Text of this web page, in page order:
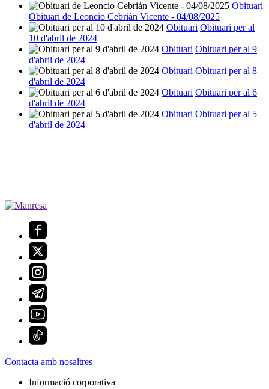
Obituari
Obituari de Leoncio Cebrián Vicente - 04/08/2025
Obituari Obituari per al
10 d'abril de 2024
Obituari Obituari per al 9
d'abril de 2024
Obituari Obituari per al 8
d'abril de 2024
Obituari Obituari per al 6
d'abril de 2024
Obituari Obituari per al 5
d'abril de 2024
Contacta amb nosaltres
Informació corporativa